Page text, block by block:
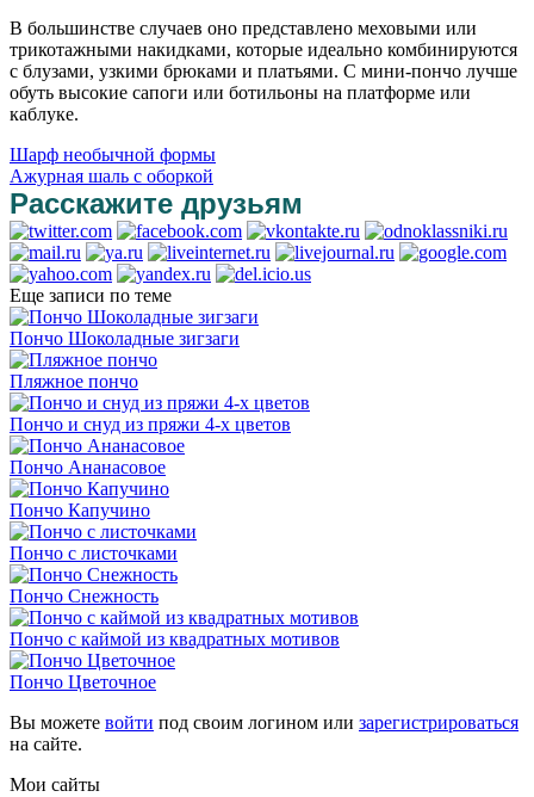
В большинстве случаев оно представлено меховыми или
трикотажными накидками, которые идеально комбинируются
с блузами, узкими брюками и платьями. С мини-пончо лучше
обуть высокие сапоги или ботильоны на платформе или
каблуке.
Шарф необычной формы
Ажурная шаль с оборкой
Расскажите друзьям
Еще записи по теме
Пончо Шоколадные зигзаги
Пляжное пончо
Пончо и снуд из пряжи 4-х цветов
Пончо Ананасовое
Пончо Капучино
Пончо с листочками
Пончо Снежность
Пончо с каймой из квадратных мотивов
Пончо Цветочное
Вы можете войти под своим логином или зарегистрироваться
на сайте.
Мои сайты